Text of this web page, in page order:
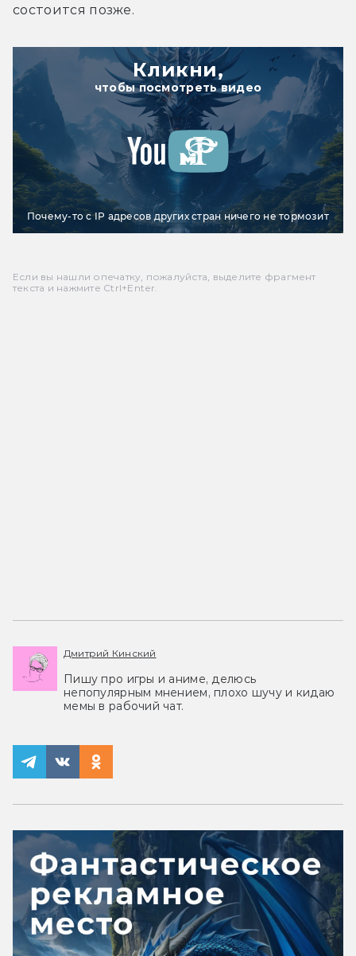
состоится позже.
Кликни,
чтобы посмотреть видео
Почему-то с IP адресов других стран ничего не тормозит
Если вы нашли опечатку, пожалуйста, выделите фрагмент
текста и нажмите Ctrl+Enter.
Дмитрий Кинский
Пишу про игры и аниме, делюсь
непопулярным мнением, плохо шучу и кидаю
мемы в рабочий чат.